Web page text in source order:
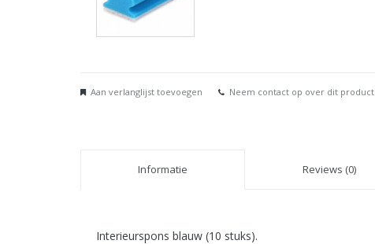
Aan verlanglijst toevoegen Neem contact op over dit product
Informatie Reviews (0)
Interieurspons blauw (10 stuks).